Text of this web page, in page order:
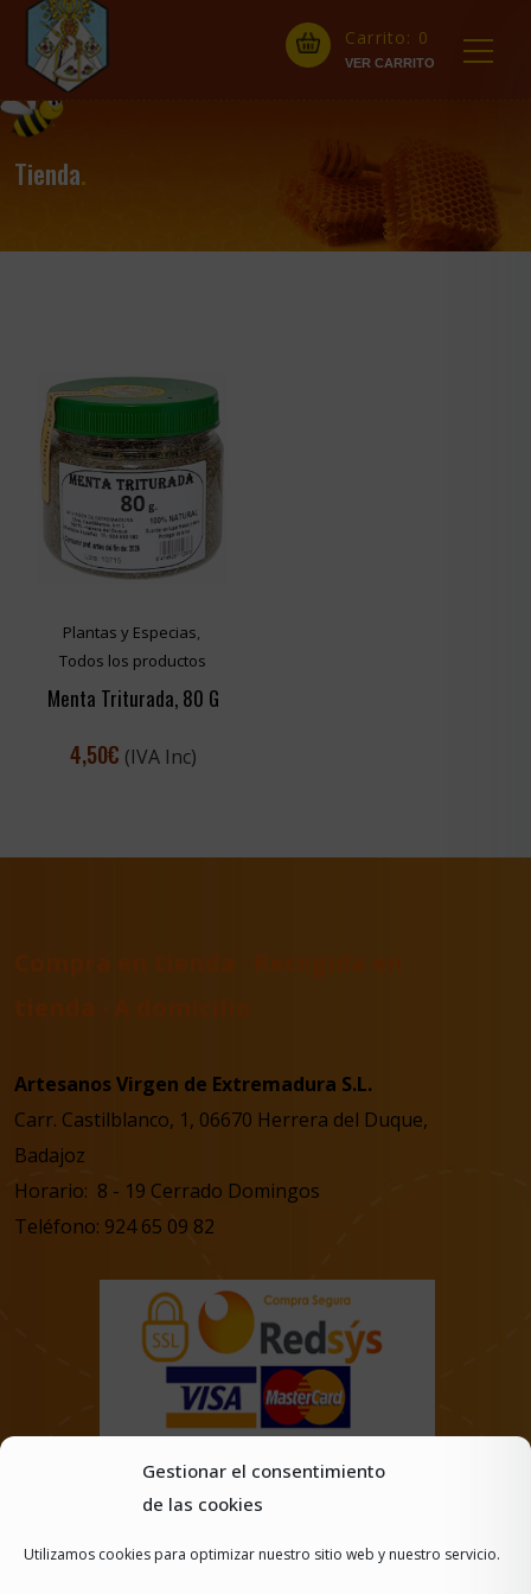
Gestionar el consentimiento
de las cookies
Utilizamos cookies para optimizar nuestro sitio web y nuestro servicio.
Carrito: 0
Tienda.
Plantas y Especias,
Todos los productos
Menta Triturada, 80 G
4,50€ (IVA Inc)
Artesanos Virgen de Extremadura S.L.
Carr. Castilblanco, 1, 06670 Herrera del Duque,
Badajoz
Horario: 8 - 19 Cerrado Domingos
Teléfono: 924 65 09 82